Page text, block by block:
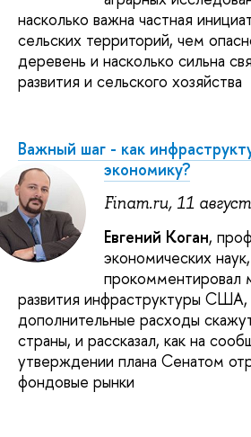
насколько важна частная
сельских территорий, чем
деревень и насколько сильна
развития и сельского хозяйства
Важный шаг - как
экономику?
Finam.ru, 11
Евгений Коган,
экономических наук,
прокомментировал
развития инфраструктуры США,
дополнительные расходы
страны, и рассказал, как на
утверждении плана Сенатом
фондовые рынки